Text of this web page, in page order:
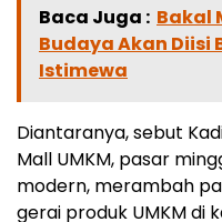
Baca Juga : Bakal
Budaya Akan Diisi
Istimewa
Diantaranya, sebut
Mall UMKM, pasar
modern, merambah
gerai produk UMKM di